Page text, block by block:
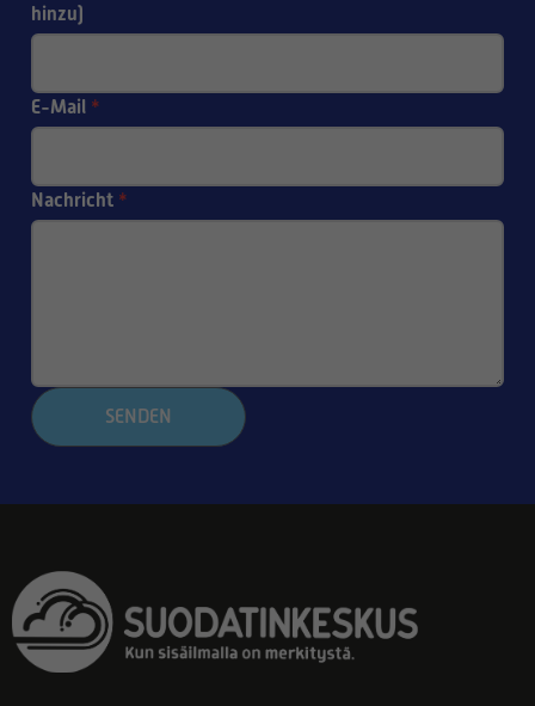
hinzu)
E-Mail *
Nachricht *
SENDEN